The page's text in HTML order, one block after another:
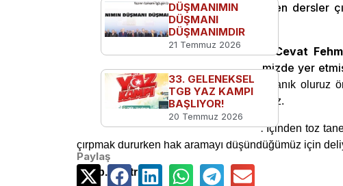
seksen iki filmde oynadı. Her filminden dersler
izledik namı diğerİnek Şaban
Bir film önereceğiz bugüne özel.Cevat
uyarlananDeli Deli Küpelibelleklerimizde yer
rastlantılar sonrası kaymakam oluşuna tanık oluruz
çözüm bulur, halkın tasası, sıkıntısı kalmaz.
Deli kaymakamız aslında hepimiz.İçinden toz
çırpmak dururken hak aramayı düşündüğümüz için
tgb.gen.tr
DÜŞMANIMIN
DÜŞMANI
DÜŞMANIMDIR
21 Temmuz 2026
33. GELENEKSEL
TGB YAZ KAMPI
BAŞLIYOR!
20 Temmuz 2026
Paylaş